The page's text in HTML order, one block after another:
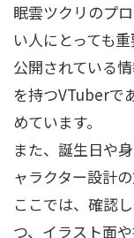
眠雲ツクリのプ
い人にとっても
公開されている
を持つVTuberで
めています。
また、誕生日や
ャラクター設計
ここでは、確認
つ、イラスト面